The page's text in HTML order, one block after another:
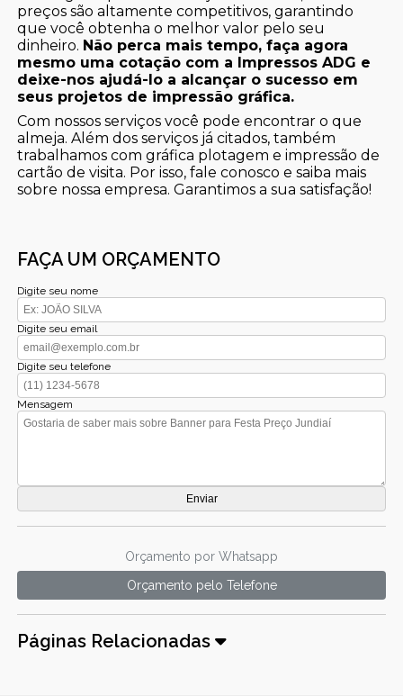
preços são altamente competitivos, garantindo
que você obtenha o melhor valor pelo seu
dinheiro. Não perca mais tempo, faça agora
mesmo uma cotação com a Impressos ADG e
deixe-nos ajudá-lo a alcançar o sucesso em
seus projetos de impressão gráfica.
Com nossos serviços você pode encontrar o que
almeja. Além dos serviços já citados, também
trabalhamos com gráfica plotagem e impressão de
cartão de visita. Por isso, fale conosco e saiba mais
sobre nossa empresa. Garantimos a sua satisfação!
FAÇA UM ORÇAMENTO
Digite seu nome
Digite seu email
Digite seu telefone
Mensagem
Orçamento por Whatsapp
Orçamento pelo Telefone
Páginas Relacionadas